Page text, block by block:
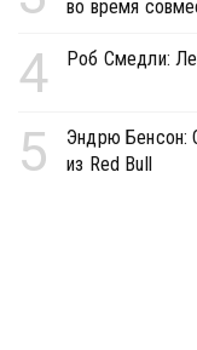
во время
4 Роб Смедли:
5
Эндрю Бенсон:
из Red Bull